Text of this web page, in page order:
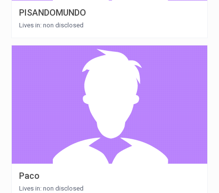
PISANDOMUNDO
Lives in: non disclosed
Paco
Lives in: non disclosed